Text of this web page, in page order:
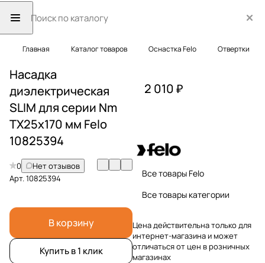
Главная Каталог товаров Оснастка Felo Отвертки
Насадка
диэлектрическая
SLIM для серии Nm
TX25x170 мм Felo
10825394
0
Нет отзывов
Арт.10825394
В корзину
Купить в 1 клик
2 010 ₽
Все товары Felo
Все товары категории
Цена действительна только для
интернет-магазина и может
отличаться от цен в розничных
магазинах